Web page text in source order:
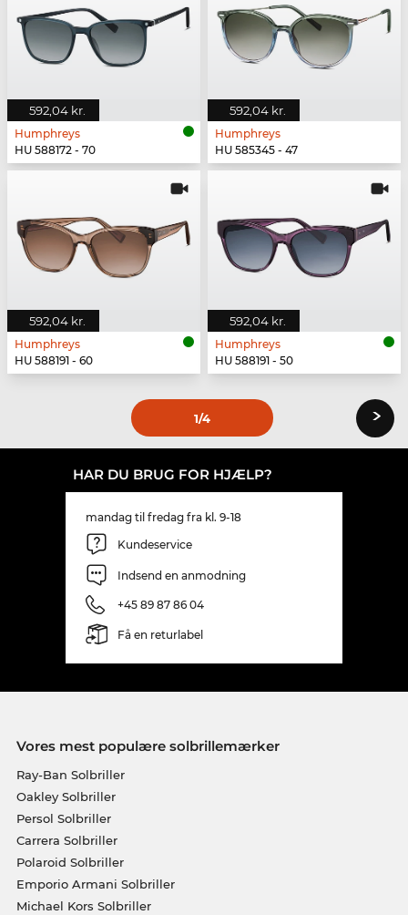
592,04 kr.
Humphreys
HU 588172 - 70
592,04 kr.
Humphreys
HU 585345 - 47
592,04 kr.
Humphreys
HU 588191 - 60
592,04 kr.
Humphreys
HU 588191 - 50
1/4 ›
HAR DU BRUG FOR HJÆLP?
mandag til fredag fra kl. 9-18
Kundeservice
Indsend en anmodning
+45 89 87 86 04
Få en returlabel
Vores mest populære solbrillemærker
Ray-Ban Solbriller
Oakley Solbriller
Persol Solbriller
Carrera Solbriller
Polaroid Solbriller
Emporio Armani Solbriller
Michael Kors Solbriller